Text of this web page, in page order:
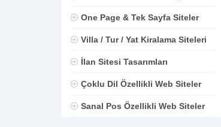
One Page & Tek Sayfa Siteler
Villa / Tur / Yat Kiralama Siteleri
İlan Sitesi Tasarımları
Çoklu Dil Özellikli Web Siteler
Sanal Pos Özellikli Web Siteler